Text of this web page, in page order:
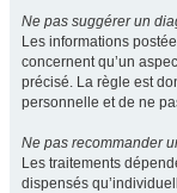
Ne pas suggérer un
Les informations
concernent qu’un
précisé. La règle est
personnelle et de ne
Ne pas recommander
Les traitements
dispensés